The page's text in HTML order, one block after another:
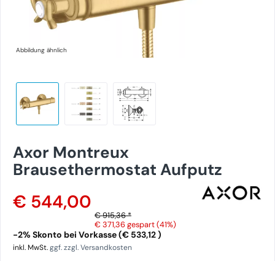
Abbildung ähnlich
Axor Montreux
Brausethermostat Aufputz
€ 544,00
€ 915,36 *
€ 371,36gespart (41%)
-2% Skonto bei Vorkasse (€ 533,12 )
inkl. MwSt.ggf. zzgl. Versandkosten